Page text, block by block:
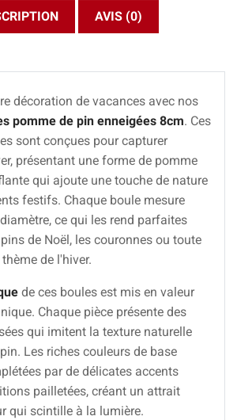
AVIS (0)
décoration de vacances avec nos
pomme de pin enneigées 8cm. Ces
sont conçues pour capturer
présentant une forme de pomme
qui ajoute une touche de nature
festifs. Chaque boule mesure
ce qui les rend parfaites
de Noël, les couronnes ou toute
de l'hiver.
de ces boules est mis en valeur
Chaque pièce présente des
qui imitent la texture naturelle
Les riches couleurs de base
par de délicates accents
pailletées, créant un attrait
qui scintille à la lumière.